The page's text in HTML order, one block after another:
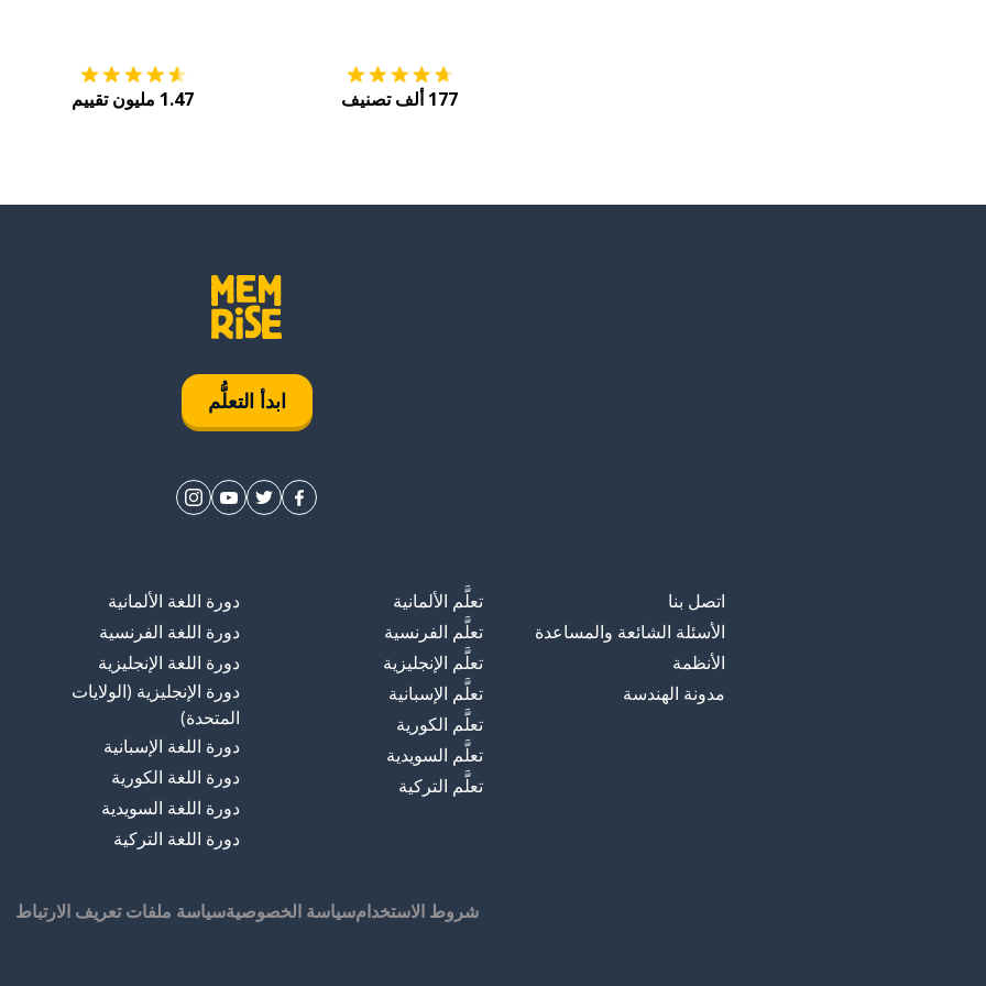
177 ألف تصنيف 1.47 مليون تقييم
ابدأ التعلُّم
اتصل بنا
الأسئلة الشائعة والمساعدة
الأنظمة
مدونة الهندسة
تعلَّم الألمانية
تعلَّم الفرنسية
تعلَّم الإنجليزية
تعلَّم الإسبانية
تعلَّم الكورية
تعلَّم السويدية
تعلَّم التركية
دورة اللغة الألمانية
دورة اللغة الفرنسية
دورة اللغة الإنجليزية
دورة الإنجليزية (الولايات
المتحدة)
دورة اللغة الإسبانية
دورة اللغة الكورية
دورة اللغة السويدية
دورة اللغة التركية
شروط الاستخدامسياسة الخصوصيةسياسة ملفات تعريف الارتباط